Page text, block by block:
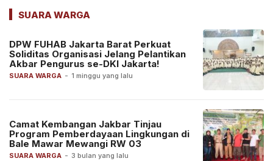
SUARA WARGA
SUARA WARGA - 1 minggu yang lalu
DPW FUHAB Jakarta Barat Perkuat
Soliditas Organisasi Jelang Pelantikan
Akbar Pengurus se-DKI Jakarta!
SUARA WARGA - 3 bulan yang lalu
Camat Kembangan Jakbar Tinjau
Program Pemberdayaan Lingkungan di
Bale Mawar Mewangi RW 03